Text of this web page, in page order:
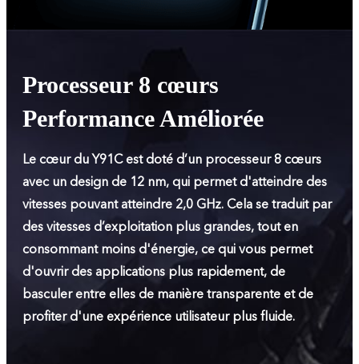
Processeur 8 cœurs
Performance Améliorée
Le cœur du Y91C est doté d’un processeur 8 cœurs
avec un design de 12 nm, qui permet d'atteindre des
vitesses pouvant atteindre 2,0 GHz. Cela se traduit par
des vitesses d’exploitation plus grandes, tout en
consommant moins d'énergie, ce qui vous permet
d'ouvrir des applications plus rapidement, de
basculer entre elles de manière transparente et de
profiter d'une expérience utilisateur plus fluide.